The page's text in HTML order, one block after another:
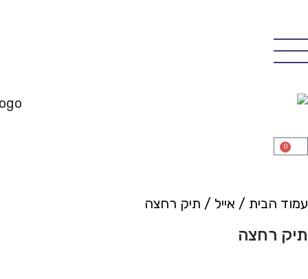
0
עמוד הבית / אייל / תיק רחצה
תיק רחצה